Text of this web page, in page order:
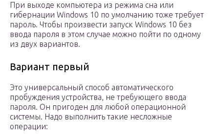
При выходе компьютера из режима сна или
гибернации Windows 10 по умолчанию тоже требует
пароль. Чтобы произвести запуск Windows 10 без
ввода пароля в этом случае можно пойти по одному
из двух вариантов.
Вариант первый
Это универсальный способ автоматического
пробуждения устройства, не требующего ввода
пароля. Он пригоден для любой операционной
системы. Надо выполнить такие несложные
операции: